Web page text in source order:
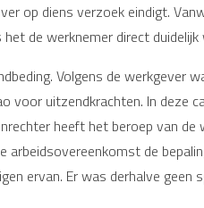
op diens verzoek eindigt.
de werknemer direct
Volgens de werkgever
voor uitzendkrachten. In deze
heeft het beroep van de
de
ervan. Er was derhalve geen